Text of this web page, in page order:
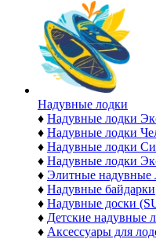
Надувные лодки
♦ Надувные лодки
♦ Надувные лодки
♦ Надувные лодки
♦ Надувные лодки
♦ Элитные надувные
♦ Надувные байдарки
♦ Надувные доски
♦ Детские надувные
♦ Аксессуары для